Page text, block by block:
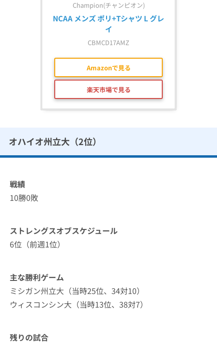
Champion(チャンピオン)
NCAA メンズ ポリ+Tシャツ L グレ
イ
CBMCD17AMZ
Amazonで見る
楽天市場で見る
オハイオ州立大（2位）
戦績
10勝0敗
ストレングスオブスケジュール
6位（前週1位）
主な勝利ゲーム
ミシガン州立大（当時25位、34対10）
ウィスコンシン大（当時13位、38対7）
残りの試合